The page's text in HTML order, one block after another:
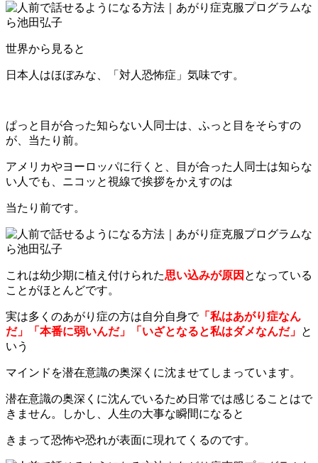
世界から見ると
日本人はほぼみな、「対人恐怖症」気味です。
ぱっと目が合った知らない人同士は、ふっと目をそらすの
が、当たり前。
アメリカやヨーロッパに行くと、目が合った人同士は知らな
い人でも、ニコッと視線で挨拶をかえすのは
当たり前です。
これは幼少期に植え付けられた思い込みが原因 となっている
ことがほとんどです。
実は多くのあがり症の方は自分自身で「私はあがり症なん
だ」「本番に弱いんだ」「いざとなると私はダメなんだ」 と
いう
マインドを潜在意識の奥深くに沈ませてしまっています。
潜在意識の奥深くに沈んでいるため日常では感じることはで
きません。しかし、人生の大事な瞬間になると
きまって恐怖や恐れが表面に現れてくるのです。